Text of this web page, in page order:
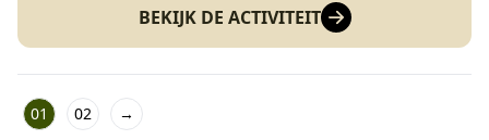
BEKIJK DE ACTIVITEIT
01 02 →